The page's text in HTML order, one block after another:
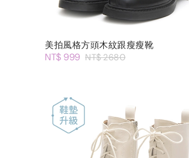
美拍風格方頭木紋跟瘦瘦靴
NT$ 999 NT$ 2680